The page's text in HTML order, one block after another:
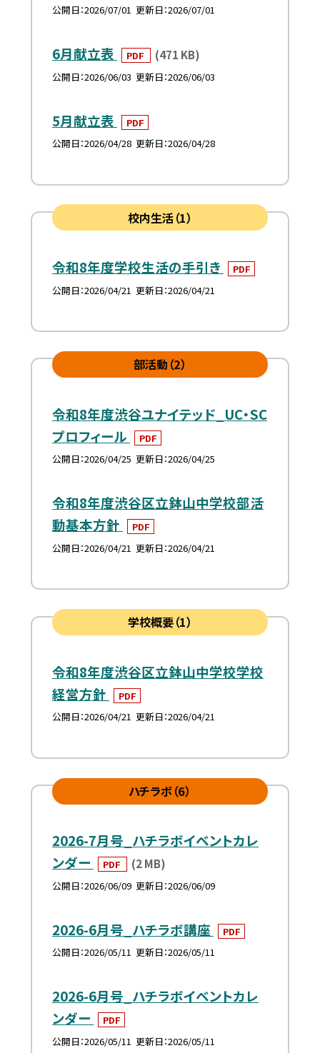
公開日 2026/07/01 更新日 2026/07/01
6月献立表 PDF (471 KB)
公開日 2026/06/03 更新日 2026/06/03
5月献立表
PDF
公開日 2026/04/28 更新日 2026/04/28
校内生活（1）
令和8年度学校生活の手引き
PDF
公開日 2026/04/21 更新日 2026/04/21
部活動（2）
令和8年度渋谷ユナイテッド_UC・SC
プロフィール
PDF
公開日 2026/04/25 更新日 2026/04/25
令和8年度渋谷区立鉢山中学校部活
動基本方針
PDF
公開日 2026/04/21 更新日 2026/04/21
学校概要（1）
令和8年度渋谷区立鉢山中学校学校
経営方針
PDF
公開日 2026/04/21 更新日 2026/04/21
ハチラボ（6）
2026-7月号_ハチラボイベントカレ
ンダー
PDF (2 MB)
公開日 2026/06/09 更新日 2026/06/09
2026-6月号_ハチラボ講座
PDF
公開日 2026/05/11 更新日 2026/05/11
2026-6月号_ハチラボイベントカレ
ンダー
PDF
公開日 2026/05/11 更新日 2026/05/11